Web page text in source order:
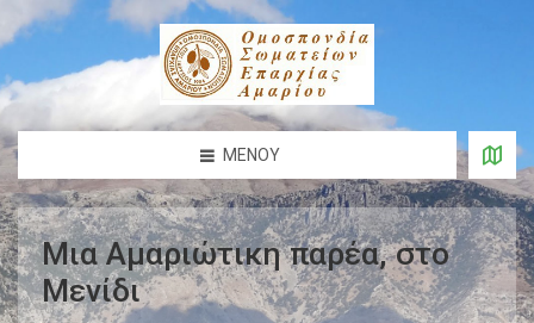
ΜΕΝΟΎ
Μια Αμαριώτικη παρέα, στο
Μενίδι